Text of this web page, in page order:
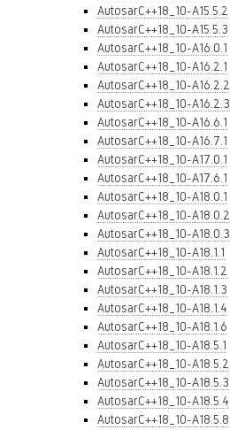
AutosarC++18_10-A15.5.2
AutosarC++18_10-A15.5.3
AutosarC++18_10-A16.0.1
AutosarC++18_10-A16.2.1
AutosarC++18_10-A16.2.2
AutosarC++18_10-A16.2.3
AutosarC++18_10-A16.6.1
AutosarC++18_10-A16.7.1
AutosarC++18_10-A17.0.1
AutosarC++18_10-A17.6.1
AutosarC++18_10-A18.0.1
AutosarC++18_10-A18.0.2
AutosarC++18_10-A18.0.3
AutosarC++18_10-A18.1.1
AutosarC++18_10-A18.1.2
AutosarC++18_10-A18.1.3
AutosarC++18_10-A18.1.4
AutosarC++18_10-A18.1.6
AutosarC++18_10-A18.5.1
AutosarC++18_10-A18.5.2
AutosarC++18_10-A18.5.3
AutosarC++18_10-A18.5.4
AutosarC++18_10-A18.5.8